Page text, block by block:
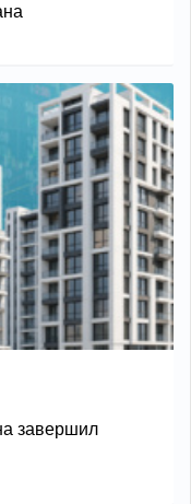
завершил